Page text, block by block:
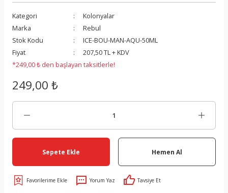
Kategori
Kolonyalar
Marka
Rebul
Stok Kodu
ICE-BOU-MAN-AQU-50ML
Fiyat
207,50 TL + KDV
*249,00 ₺ den başlayan taksitlerle!
249,00 ₺
Sepete Ekle Hemen Al
Yorum Yaz Tavsiye Et